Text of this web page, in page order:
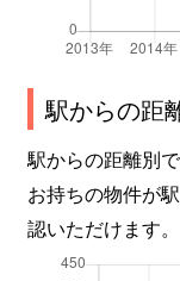
駅からの距
駅からの距離別
お持ちの物件が
認いただけます。